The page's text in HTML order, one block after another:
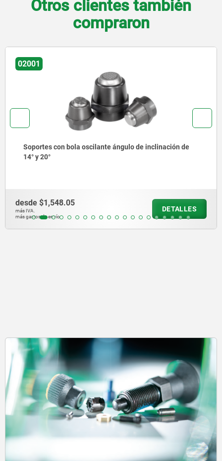
Otros clientes también
compraron
de inclinación de
DETALLES
Soportes con bola oscilante,
$1,845.13
más gastos de envío